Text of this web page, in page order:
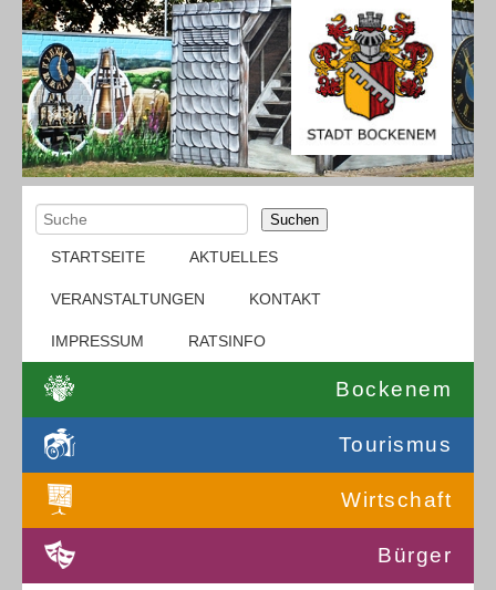
Suchen
STARTSEITE AKTUELLES
VERANSTALTUNGEN KONTAKT
IMPRESSUM RATSINFO
Bockenem
Tourismus
Wirtschaft
Bürger